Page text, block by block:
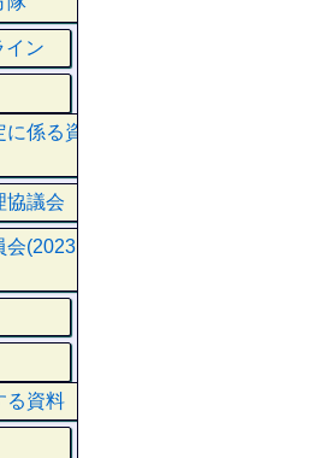
イン
係る資
協議会
会(2023
る資料